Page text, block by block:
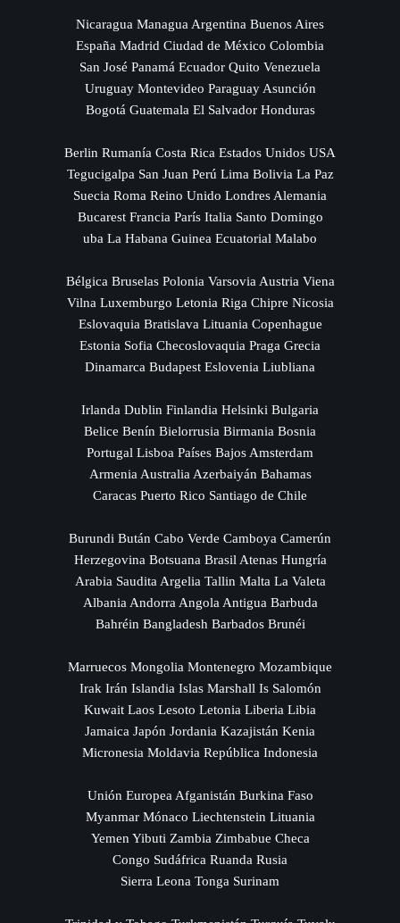
Nicaragua Managua Argentina Buenos Aires
España Madrid Ciudad de México Colombia
San José Panamá Ecuador Quito Venezuela
Uruguay Montevideo Paraguay Asunción
Bogotá Guatemala El Salvador Honduras
Berlin Rumanía Costa Rica Estados Unidos USA
Tegucigalpa San Juan Perú Lima Bolivia La Paz
Suecia Roma Reino Unido Londres Alemania
Bucarest Francia París Italia Santo Domingo
uba La Habana Guinea Ecuatorial Malabo
Bélgica Bruselas Polonia Varsovia Austria Viena
Vilna Luxemburgo Letonia Riga Chipre Nicosia
Eslovaquia Bratislava Lituania Copenhague
Estonia Sofia Checoslovaquia Praga Grecia
Dinamarca Budapest Eslovenia Liubliana
Irlanda Dublin Finlandia Helsinki Bulgaria
Belice Benín Bielorrusia Birmania Bosnia
Portugal Lisboa Países Bajos Amsterdam
Armenia Australia Azerbaiyán Bahamas
Caracas Puerto Rico Santiago de Chile
Burundi Bután Cabo Verde Camboya Camerún
Herzegovina Botsuana Brasil Atenas Hungría
Arabia Saudita Argelia Tallin Malta La Valeta
Albania Andorra Angola Antigua Barbuda
Bahréin Bangladesh Barbados Brunéi
Marruecos Mongolia Montenegro Mozambique
Irak Irán Islandia Islas Marshall Is Salomón
Kuwait Laos Lesoto Letonia Liberia Libia
Jamaica Japón Jordania Kazajistán Kenia
Micronesia Moldavia República Indonesia
Unión Europea Afganistán Burkina Faso
Myanmar Mónaco Liechtenstein Lituania
Yemen Yibuti Zambia Zimbabue Checa
Congo Sudáfrica Ruanda Rusia
Sierra Leona Tonga Surinam